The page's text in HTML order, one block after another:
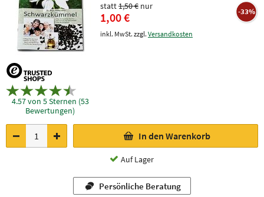
4.57 von 5 Sternen (53
Bewertungen)
statt1,50 € nur
1,00 € -33%
inkl. MwSt. zzgl. Versandkosten
In den Warenkorb
Auf Lager
Persönliche Beratung